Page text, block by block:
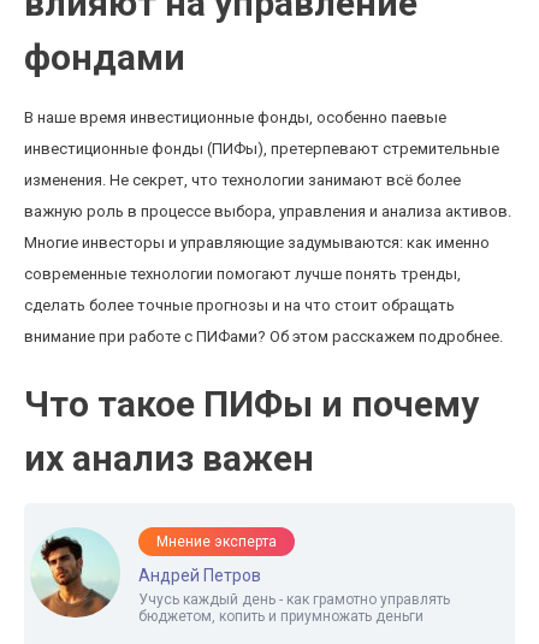
фондами
В наше время инвестиционные фонды, особенно паевые
инвестиционные фонды (ПИФы), претерпевают стремительные
изменения. Не секрет, что технологии занимают всё более
важную роль в процессе выбора, управления и анализа активов.
Многие инвесторы и управляющие задумываются: как именно
современные технологии помогают лучше понять тренды,
сделать более точные прогнозы и на что стоит обращать
внимание при работе с ПИФами? Об этом расскажем подробнее.
Что такое ПИФы и почему
их анализ важен
Мнение эксперта
Андрей Петров
Учусь каждый день - как грамотно управлять
бюджетом, копить и приумножать деньги